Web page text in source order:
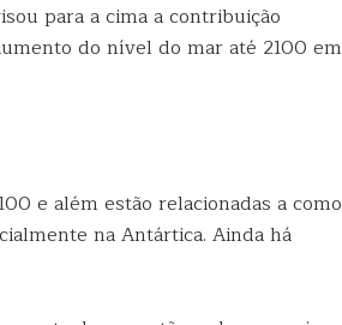
para a cima a contribuição
do nível do mar até 2100 em
e além estão relacionadas a como
na Antártica. Ainda há